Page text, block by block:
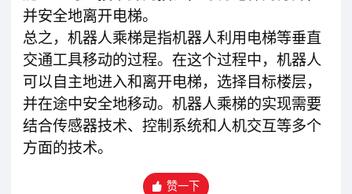
并安全地离开电梯。
总之，机器人乘梯是指机器人利用电梯等垂直
交通工具移动的过程。在这个过程中，机器人
可以自主地进入和离开电梯，选择目标楼层，
并在途中安全地移动。机器人乘梯的实现需要
结合传感器技术、控制系统和人机交互等多个
方面的技术。
赞一下